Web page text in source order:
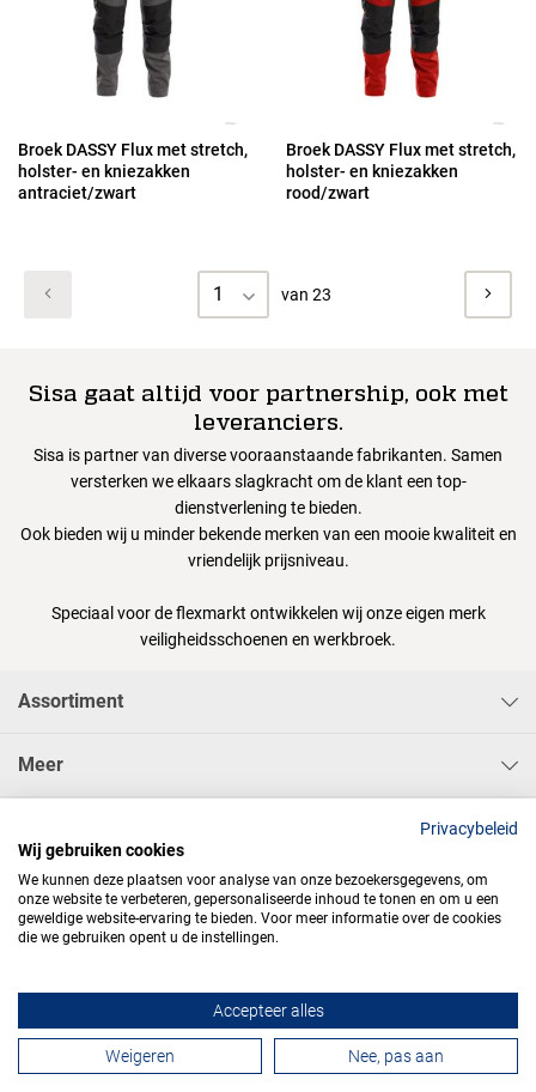
Broek DASSY Flux met stretch,
holster- en kniezakken
antraciet/zwart
Broek DASSY Flux met stretch,
holster- en kniezakken
rood/zwart
1 van 23
Sisa gaat altijd voor partnership, ook met
leveranciers.
Sisa is partner van diverse vooraanstaande fabrikanten. Samen
versterken we elkaars slagkracht om de klant een top-
dienstverlening te bieden.
Ook bieden wij u minder bekende merken van een mooie kwaliteit en
vriendelijk prijsniveau.
Speciaal voor de flexmarkt ontwikkelen wij onze eigen merk
veiligheidsschoenen en werkbroek.
Assortiment
Meer
Algemene voorwaarden Privacy Webdesign
Contactformulier
Privacybeleid
Wij gebruiken cookies
We kunnen deze plaatsen voor analyse van onze bezoekersgegevens, om
onze website te verbeteren, gepersonaliseerde inhoud te tonen en om u een
geweldige website-ervaring te bieden. Voor meer informatie over de cookies
die we gebruiken opent u de instellingen.
Accepteer alles
Weigeren Nee, pas aan